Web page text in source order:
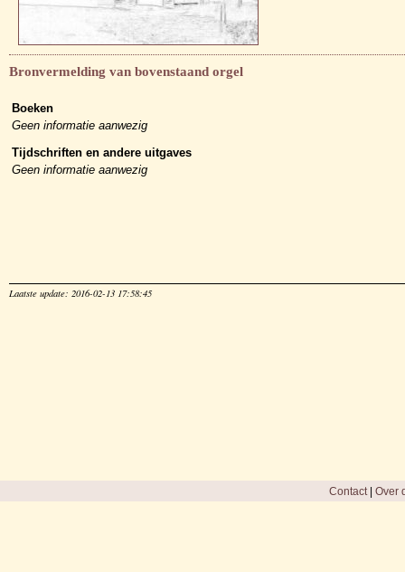
Bronvermelding van bovenstaand orgel
Boeken
Geen informatie aanwezig
Tijdschriften en andere uitgaves
Geen informatie aanwezig
Laatste update: 2016-02-13 17:58:45
Contact| Over